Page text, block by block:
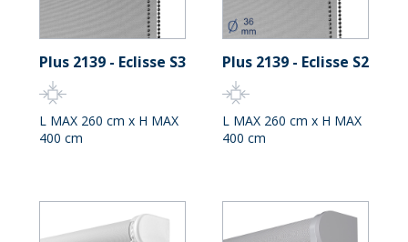
Plus 2139 - Eclisse S3
L MAX 260 cm x H MAX
400 cm
Plus 2139 - Eclisse S2
L MAX 260 cm x H MAX
400 cm